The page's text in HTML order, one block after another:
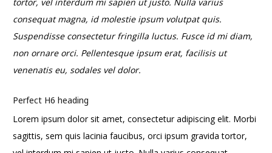
tortor, vel interdum mi sapien ut justo. Nulla varius
consequat magna, id molestie ipsum volutpat quis.
Suspendisse consectetur fringilla luctus. Fusce id mi diam,
non ornare orci. Pellentesque ipsum erat, facilisis ut
venenatis eu, sodales vel dolor.
Perfect H6 heading
Lorem ipsum dolor sit amet, consectetur adipiscing elit. Morbi
sagittis, sem quis lacinia faucibus, orci ipsum gravida tortor,